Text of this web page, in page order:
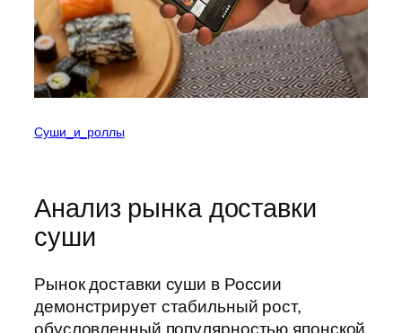
Суши_и_роллы
Анализ рынка доставки
суши
Рынок доставки суши в России
демонстрирует стабильный рост,
обусловленный популярностью японской